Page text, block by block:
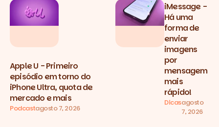
Apple U - Primeiro
episódio em torno do
iPhone Ultra, quota de
mercado e mais
Podcastagosto 7, 2026
iMessage -
Há uma
forma de
enviar
imagens
por
mensagem
mais
rápido!
Dicasagosto
7, 2026